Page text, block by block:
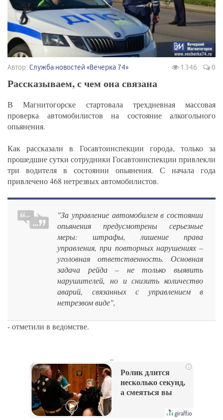
Автор: Служба новостей «Вечерка 74» 1 346 0
Рассказываем, с чем она связана
В Магнитогорске стартовала трехдневная массовая
проверка автомобилистов на состояние алкогольного
опьянения.
Как рассказали в Госавтоинспекции города, только за
прошедшие сутки сотрудники Госавтоинспекции привлекли
три водителя в состоянии опьянения. С начала года
привлечено 468 нетрезвых автомобилистов.
"За управление автомобилем в состоянии
опьянения предусмотрены серьезные
меры: штрафы, лишение права
управления, при повторных нарушениях –
уголовная ответственность. Основная
задача рейда – не только выявить
нарушителей, но и снизить количество
аварий, связанных с управлением в
нетрезвом виде",
- отметили в ведомстве.
i
Ролик длится
несколько секунд,
а смеяться вы